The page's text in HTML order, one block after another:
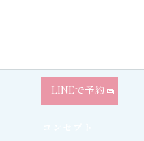
LINEで予約